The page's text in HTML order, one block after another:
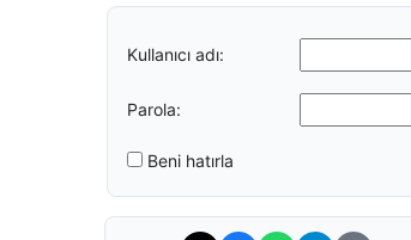
Kullanıcı adı:
Parola:
Beni hatırla